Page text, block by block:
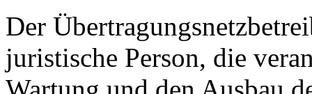
Der
juristische Person, die